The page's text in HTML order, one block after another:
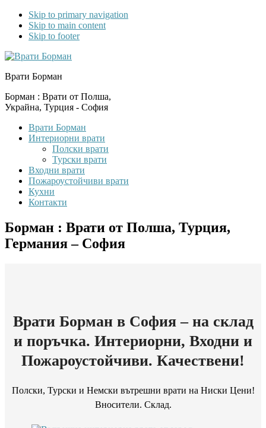
Skip to primary navigation
Skip to main content
Skip to footer
Врати Борман
Борман : Врати от Полша,
Украйна, Турция - София
Врати Борман
Интериорни врати
Полски врати
Турски врати
Входни врати
Пожароустойчиви врати
Кухни
Контакти
Борман : Врати от Полша, Турция,
Германия – София
Врати Борман в София – на склад
и поръчка. Интериорни, Входни и
Пожароустойчиви. Качествени!
Полски, Турски и Немски вътрешни врати на Ниски Цени!
Вносители. Склад.